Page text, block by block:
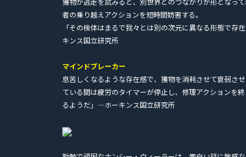
者の乗り越えアクションを短時間妨害する。
「その検体はまるで我々とは別の次元に異なる形態で
キンス国立研究所
マインドブレーカー
息苦しくなるような存在感で、獲物を消耗させて衰弱さ
ている間は疲労のタイマーが停止し、修理アクションを
るようだ」―ホーキンス国立研究所